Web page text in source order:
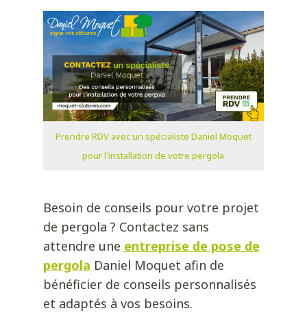
Prendre RDV avec un spécialiste Daniel Moquet
pour l'installation de votre pergola
Besoin de conseils pour votre projet
de pergola ? Contactez sans
attendre une entreprise de pose de
pergola Daniel Moquet afin de
bénéficier de conseils personnalisés
et adaptés à vos besoins.